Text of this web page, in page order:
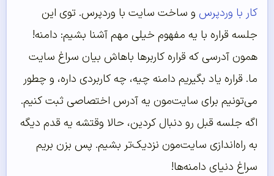
کار با وردپرس و ساخت سایت با وردپرس. توی این
جلسه قراره با یه مفهوم خیلی مهم آشنا بشیم: دامنه!
همون آدرسی که قراره کاربرها باهاش بیان سراغ سایت
ما. قراره یاد بگیریم دامنه چیه، چه کاربردی داره، و چطور
می‌تونیم برای سایت‌مون یه آدرس اختصاصی ثبت کنیم.
اگه جلسه قبل رو دنبال کردین، حالا وقتشه یه قدم دیگه
به راه‌اندازی سایت‌مون نزدیک‌تر بشیم. پس بزن بریم
سراغ دنیای دامنه‌ها!